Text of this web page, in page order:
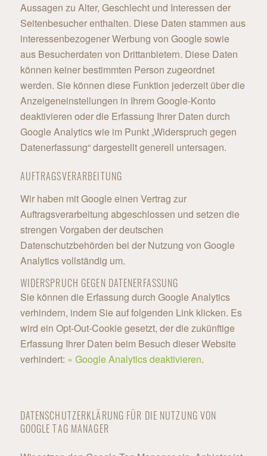
Aussagen zu Alter, Geschlecht und Interessen der
Seitenbesucher enthalten. Diese Daten stammen aus
interessenbezogener Werbung von Google sowie
aus Besucherdaten von Drittanbietern. Diese Daten
können keiner bestimmten Person zugeordnet
werden. Sie können diese Funktion jederzeit über die
Anzeigeneinstellungen in Ihrem Google-Konto
deaktivieren oder die Erfassung Ihrer Daten durch
Google Analytics wie im Punkt „Widerspruch gegen
Datenerfassung“ dargestellt generell untersagen.
AUFTRAGSVERARBEITUNG
Wir haben mit Google einen Vertrag zur
Auftragsverarbeitung abgeschlossen und setzen die
strengen Vorgaben der deutschen
Datenschutzbehörden bei der Nutzung von Google
Analytics vollständig um.
WIDERSPRUCH GEGEN DATENERFASSUNG
Sie können die Erfassung durch Google Analytics
verhindern, indem Sie auf folgenden Link klicken. Es
wird ein Opt-Out-Cookie gesetzt, der die zukünftige
Erfassung Ihrer Daten beim Besuch dieser Website
verhindert: » Google Analytics deaktivieren.
DATENSCHUTZERKLÄRUNG FÜR DIE NUTZUNG VON
GOOGLE TAG MANAGER